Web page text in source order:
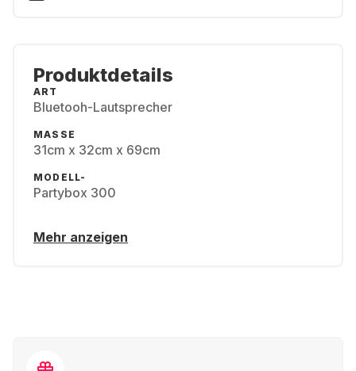
Produktdetails
ART
Bluetooh-Lautsprecher
MASSE
31cm x 32cm x 69cm
MODELL-
Partybox 300
Mehr anzeigen